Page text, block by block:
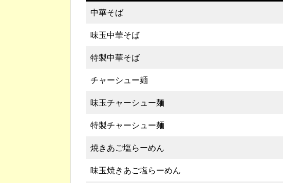
中華そば
味玉中華そば
特製中華そば
チャーシュー麺
味玉チャーシュー麺
特製チャーシュー麺
焼きあご塩らーめん
味玉焼きあご塩らーめん